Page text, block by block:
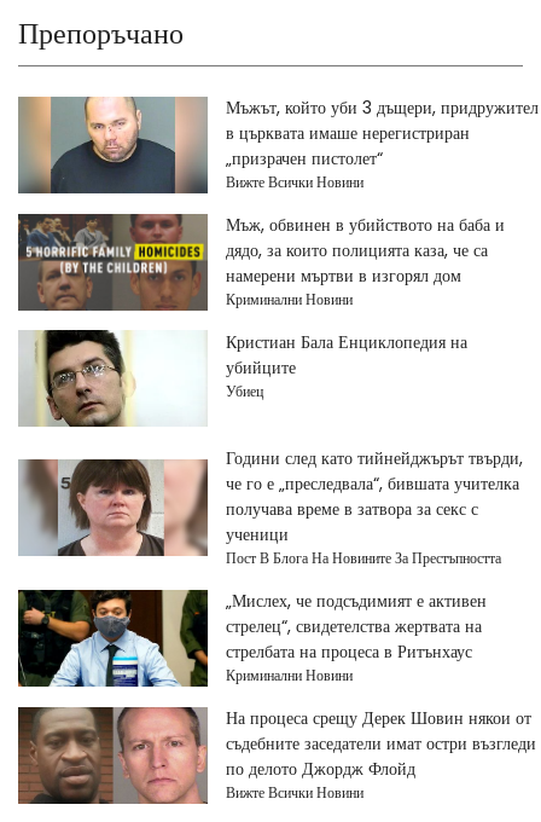
Препоръчано
Мъжът, който уби 3 дъщери, придружител
в църквата имаше нерегистриран
„призрачен пистолет“
Вижте Всички Новини
Мъж, обвинен в убийството на баба и
дядо, за които полицията каза, че са
намерени мъртви в изгорял дом
Криминални Новини
Кристиан Бала Енциклопедия на
убийците
Убиец
Години след като тийнейджърът твърди,
че го е „преследвала“, бившата учителка
получава време в затвора за секс с
ученици
Пост В Блога На Новините За Престъпността
„Мислех, че подсъдимият е активен
стрелец“, свидетелства жертвата на
стрелбата на процеса в Ритънхаус
Криминални Новини
На процеса срещу Дерек Шовин някои от
съдебните заседатели имат остри възгледи
по делото Джордж Флойд
Вижте Всички Новини